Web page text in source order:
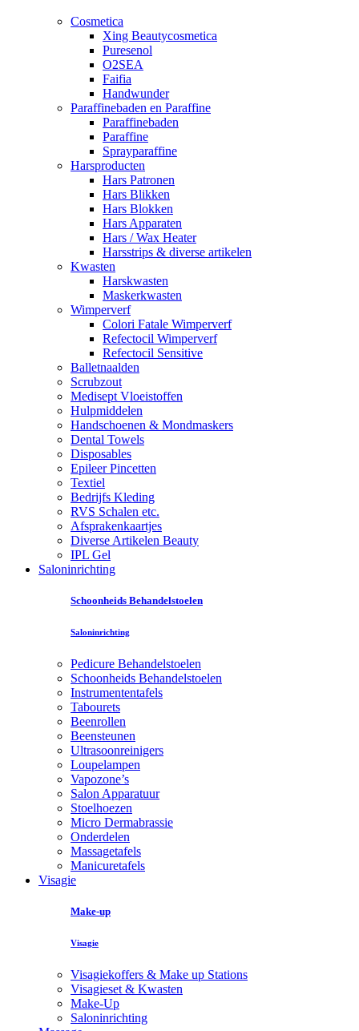
Cosmetica
Xing Beautycosmetica
Puresenol
O2SEA
Faifia
Handwunder
Paraffinebaden en Paraffine
Paraffinebaden
Paraffine
Sprayparaffine
Harsproducten
Hars Patronen
Hars Blikken
Hars Blokken
Hars Apparaten
Hars / Wax Heater
Harsstrips & diverse artikelen
Kwasten
Harskwasten
Maskerkwasten
Wimperverf
Colori Fatale Wimperverf
Refectocil Wimperverf
Refectocil Sensitive
Balletnaalden
Scrubzout
Medisept Vloeistoffen
Hulpmiddelen
Handschoenen & Mondmaskers
Dental Towels
Disposables
Epileer Pincetten
Textiel
Bedrijfs Kleding
RVS Schalen etc.
Afsprakenkaartjes
Diverse Artikelen Beauty
IPL Gel
Saloninrichting
Schoonheids Behandelstoelen
Saloninrichting
Pedicure Behandelstoelen
Schoonheids Behandelstoelen
Instrumententafels
Tabourets
Beenrollen
Beensteunen
Ultrasoonreinigers
Loupelampen
Vapozone’s
Salon Apparatuur
Stoelhoezen
Micro Dermabrassie
Onderdelen
Massagetafels
Manicuretafels
Visagie
Make-up
Visagie
Visagiekoffers & Make up Stations
Visagieset & Kwasten
Make-Up
Saloninrichting